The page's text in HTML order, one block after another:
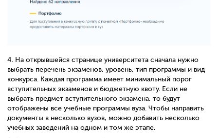
4. На открывшейся странице университета сначала нужно
выбрать перечень экзаменов, уровень, тип программы и вид
конкурса. Каждая программа имеет минимальный порог
вступительных экзаменов и бюджетную квоту. Если не
выбрать предмет вступительного экзамена, то будут
отображены все учебные программы вуза. Чтобы направить
документы в несколько вузов, можно добавить несколько
учебных заведений на одном и том же этапе.